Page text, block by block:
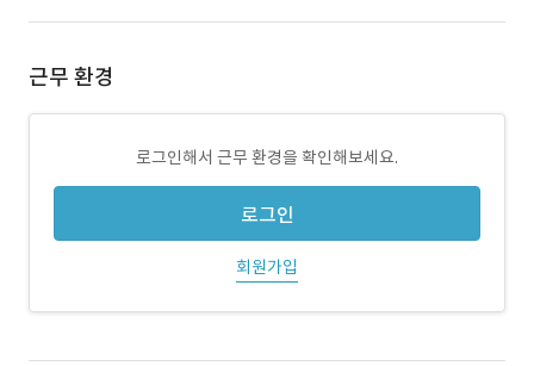
근무 환경
로그인해서 근무 환경을 확인해보세요.
로그인
회원가입